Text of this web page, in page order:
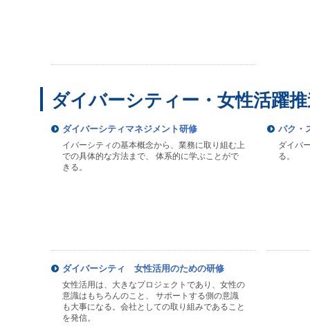
ダイバーシティー・女性活躍
ダイバーシティマネジメント研修
イバーシティの基本概念から、業務に取り組む上
での具体的な方法まで、 体系的に学ぶことがで
きる。
パク・
ダイバ
る。
ダイバーシティ 女性活用のための研修
女性活用は、大きなプロジェクトであり、女性の
意識はもちろんのこと、 サポートする側の意識
も大事になる。会社としての取り組みであること
を発信。